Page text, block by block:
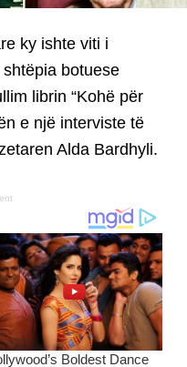
ky ishte viti i
shtëpia botuese
librin “Kohë për
e një interviste të
Alda Bardhyli.